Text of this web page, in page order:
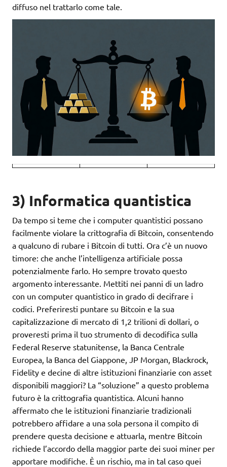
diffuso nel trattarlo come tale.
3) Informatica quantistica
Da tempo si teme che i computer quantistici possano
facilmente violare la crittografia di Bitcoin, consentendo
a qualcuno di rubare i Bitcoin di tutti. Ora c’è un nuovo
timore: che anche l’intelligenza artificiale possa
potenzialmente farlo. Ho sempre trovato questo
argomento interessante. Mettiti nei panni di un ladro
con un computer quantistico in grado di decifrare i
codici. Preferiresti puntare su Bitcoin e la sua
capitalizzazione di mercato di 1,2 trilioni di dollari, o
proveresti prima il tuo strumento di decodifica sulla
Federal Reserve statunitense, la Banca Centrale
Europea, la Banca del Giappone, JP Morgan, Blackrock,
Fidelity e decine di altre istituzioni finanziarie con asset
disponibili maggiori? La “soluzione” a questo problema
futuro è la crittografia quantistica. Alcuni hanno
affermato che le istituzioni finanziarie tradizionali
potrebbero affidare a una sola persona il compito di
prendere questa decisione e attuarla, mentre Bitcoin
richiede l’accordo della maggior parte dei suoi miner per
apportare modifiche. È un rischio, ma in tal caso quei